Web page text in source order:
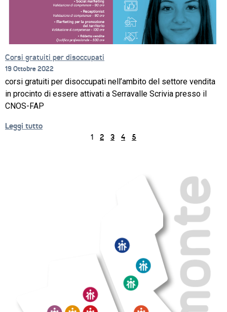
Corsi gratuiti per disoccupati
19 Ottobre 2022
corsi gratuiti per disoccupati nell’ambito del settore vendita
in procinto di essere attivati a Serravalle Scrivia presso il
CNOS-FAP
Leggi tutto
1 2 3 4 5